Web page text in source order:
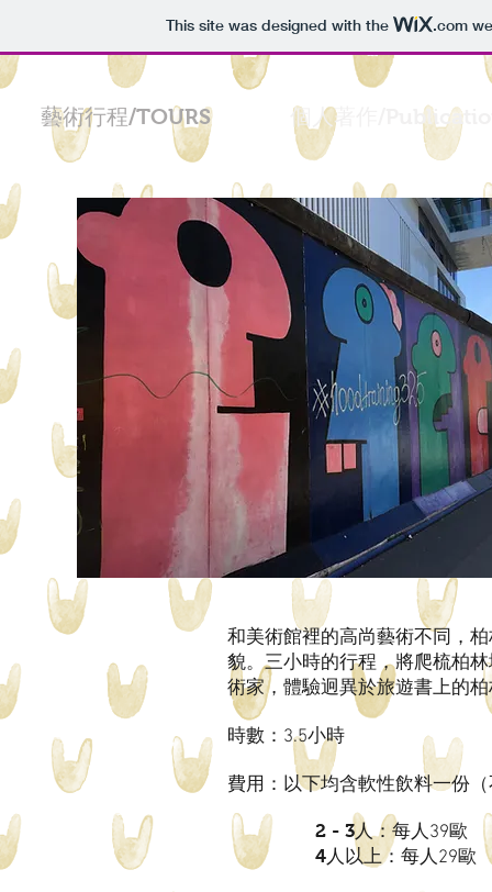
This site was designed with the .com
藝術行程/TOURS 個人著作/
和美術館裡的高尚藝術不同，
貌。三小時的行程，將爬梳柏
術家，體驗迥異於旅遊書上的
時數：3.5小時
費用：以下均含軟性飲料一份
2 - 3人：每人39歐
4人以上：每人29歐